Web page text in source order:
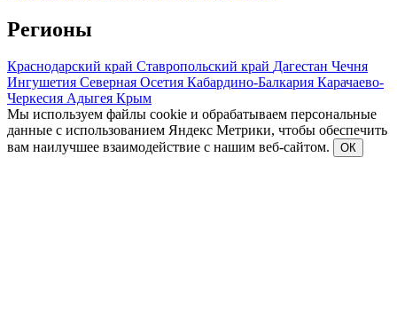
Регионы
Краснодарский край Ставропольский край Дагестан Чечня
Ингушетия Северная Осетия Кабардино-Балкария Карачаево-
Черкесия Адыгея Крым
Мы используем файлы cookie и обрабатываем персональные
данные с использованием Яндекс Метрики, чтобы обеспечить
вам наилучшее взаимодействие с нашим веб-сайтом.
ОК